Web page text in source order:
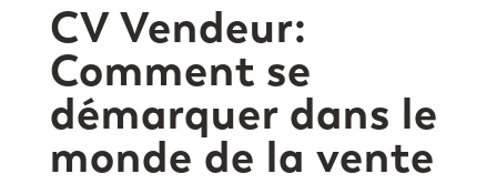
CV Vendeur:
Comment se
démarquer dans le
monde de la vente